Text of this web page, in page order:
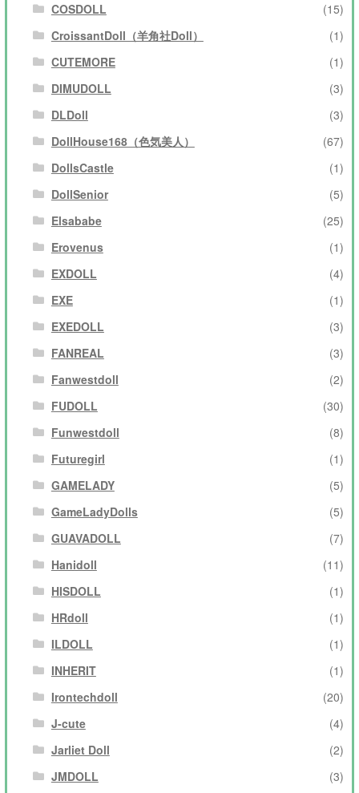
COSDOLL
(15)
CroissantDoll（羊角社Doll）
(1)
CUTEMORE
(1)
DIMUDOLL
(3)
DLDoll
(3)
DollHouse168（色気美人）
(67)
DollsCastle
(1)
DollSenior
(5)
Elsababe
(25)
Erovenus
(1)
EXDOLL
(4)
EXE
(1)
EXEDOLL
(3)
FANREAL
(3)
Fanwestdoll
(2)
FUDOLL
(30)
Funwestdoll
(8)
Futuregirl
(1)
GAMELADY
(5)
GameLadyDolls
(5)
GUAVADOLL
(7)
Hanidoll
(11)
HISDOLL
(1)
HRdoll
(1)
ILDOLL
(1)
INHERIT
(1)
Irontechdoll
(20)
J-cute
(4)
Jarliet Doll
(2)
JMDOLL
(3)